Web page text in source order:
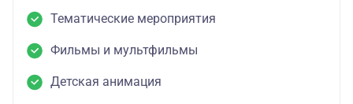
Тематические мероприятия
Фильмы и мультфильмы
Детская анимация